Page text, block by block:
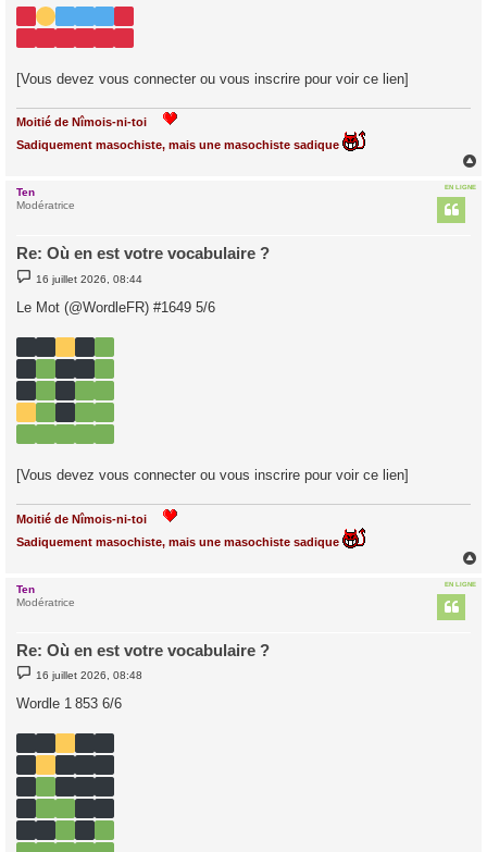
g
e
[Vous devez vous connecter ou vous inscrire pour voir ce lien]
Moitié de Nîmois-ni-toi
Sadiquement masochiste, mais une masochiste sadique
EN LIGNE
Ten
Modératrice
Re: Où en est votre vocabulaire ?
M
e
s
s
g
16 juillet 2026, 08:44
Le Mot (@WordleFR) #1649 5/6
[Vous devez vous connecter ou vous inscrire pour voir ce lien]
Moitié de Nîmois-ni-toi
Sadiquement masochiste, mais une masochiste sadique
EN LIGNE
Ten
Modératrice
Re: Où en est votre vocabulaire ?
M
e
s
g
16 juillet 2026, 08:48
Wordle 1 853 6/6